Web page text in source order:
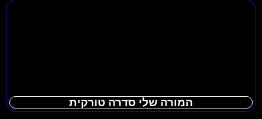
המורה שלי סדרה טורקית